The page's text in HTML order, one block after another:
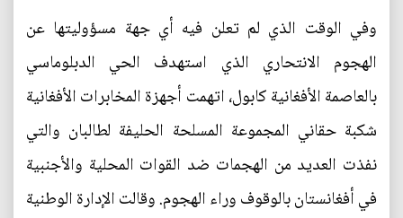
وفي الوقت الذي لم تعلن فيه أي جهة مسؤوليتها عن
الهجوم الانتحاري الذي استهدف الحي الدبلوماسي
بالعاصمة الأفغانية كابول، اتهمت أجهزة المخابرات الأفغانية
شكبة حقاني المجموعة المسلحة الحليفة لطالبان والتي
نفذت العديد من الهجمات ضد القوات المحلية والأجنبية
في أفغانستان بالوقوف وراء الهجوم. وقالت الإدارة الوطنية